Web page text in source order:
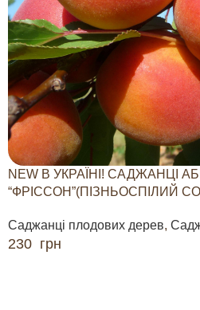
NEW В УКРАЇНІ! САДЖАНЦІ
“ФРІССОН”(ПІЗНЬОСПІЛИЙ
Саджанці плодових дерев,
230 грн